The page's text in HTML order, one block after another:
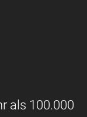
als 100.000